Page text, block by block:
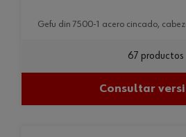
gefu din 7500-1 acero cincado,
67 productos
Consultar